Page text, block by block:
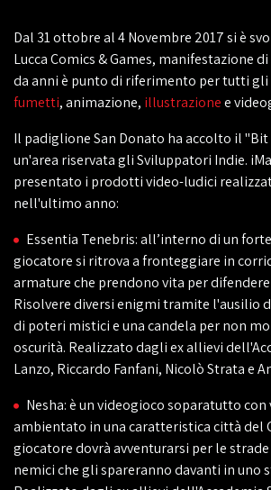
Dal 31 ottobre al 4 Novembre 2017 si è
Lucca Comics & Games, manifestazione
da anni è punto di riferimento per tutti gli
fumetti, animazione, illustrazionee
Il padiglione San Donato ha accolto il
un'area riservata gli Sviluppatori Indie.
presentato i prodotti video-ludici
nell'ultimo anno:
Essentia Tenebris: all’interno di un
giocatore si ritrova a fronteggiare in
armature che prendono vita per
Risolvere diversi enigmi tramite l'ausilio
di poteri mistici e una candela per non
oscurità. Realizzato dagli ex allievi
Lanzo, Riccardo Fanfani, Nicolò Strata e
Nesha: è un videogioco soparatutto
ambientato in una caratteristica città del
giocatore dovrà avventurarsi per le
nemici che gli spareranno davanti in uno